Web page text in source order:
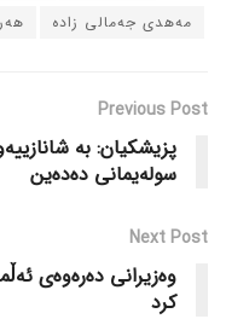
مەهدی جەمالی زادە
Previous Post
پزیشکیان: بە
سولەیمانی دەدەین
Next Post
وەزیرانی دەرەوەی
کرد